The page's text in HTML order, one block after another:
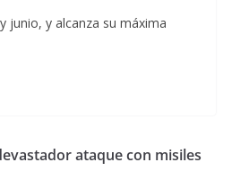
junio, y alcanza su máxima
ataque con misiles